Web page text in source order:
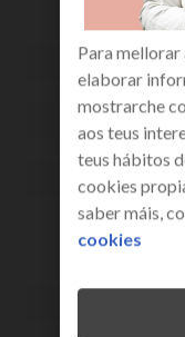
Para mellorar
elaborar
mostrarche
aos teus
teus hábitos
cookies
saber máis,
cookies